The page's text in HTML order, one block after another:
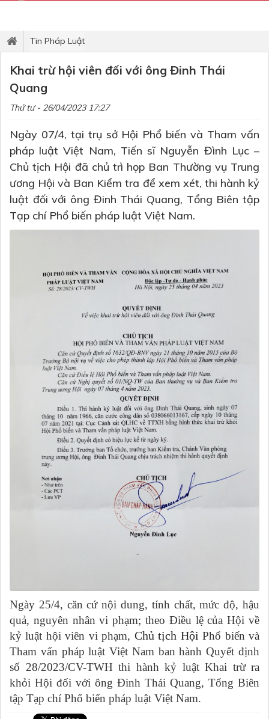
Tin Pháp Luật
Khai trừ hội viên đối với ông Đinh Thái
Quang
Thứ tư - 26/04/2023 17:27
Ngày 07/4, tại trụ sở Hội Phổ biến và Tham vấn
pháp luật Việt Nam, Tiến sĩ Nguyễn Đình Lục –
Chủ tịch Hội đã chủ trì họp Ban Thường vụ Trung
ương Hội và Ban Kiểm tra để xem xét, thi hành kỷ
luật đối với ông Đinh Thái Quang, Tổng Biên tập
Tạp chí Phổ biến pháp luật Việt Nam.
Ngày 25/4, căn cứ nội dung, tính chất, mức độ, hậu
quả, nguyên nhân vi phạm; theo Điều lệ của Hội về
kỷ luật hội viên vi phạm, Chủ tịch HộiPhổ biến và
Tham vấn pháp luật Việt Nam ban hành Quyết định
số 28/2023/CV-TWH thi hành kỷ luật Khai trừ ra
khỏi Hội đối với ông Đinh Thái Quang, Tổng Biên
tập Tạp chí Phổ biến pháp luật Việt Nam.